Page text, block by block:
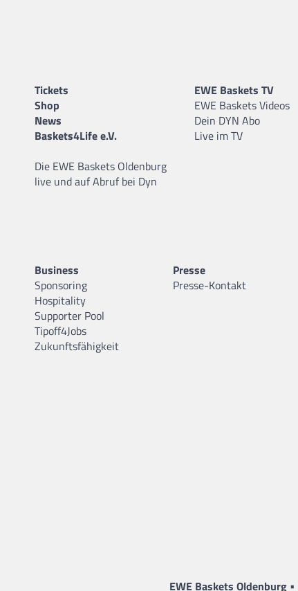
Tickets
Shop
News
Baskets4Life e.V.
Die EWE Baskets Oldenburg
live und auf Abruf bei Dyn
EWE Baskets TV
EWE Baskets Videos
Dein DYN Abo
Live im TV
Business
Sponsoring
Hospitality
Supporter Pool
Tipoff4Jobs
Zukunftsfähigkeit
Presse
Presse-Kontakt
EWE Baskets Oldenburg •